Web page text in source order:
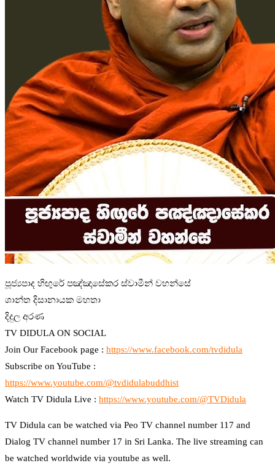
පූජ්‍යපාද හිඟුරේ පඤ්ඤාසේකර ස්වාමීන් වහන්සේ
ශාන්ත දිසානායක මහතා
දිදුල අරණ
TV DIDULA ON SOCIAL
Join Our Facebook page : https://www.facebook.com/tvdidula
Subscribe on YouTube :
https://www.youtube.com/@tvdidulabuddhist
Watch TV Didula Live : https://www.youtube.com/@TVDidula
TV Didula can be watched via Peo TV channel number 117 and
Dialog TV channel number 17 in Sri Lanka. The live streaming can
be watched worldwide via youtube as well.